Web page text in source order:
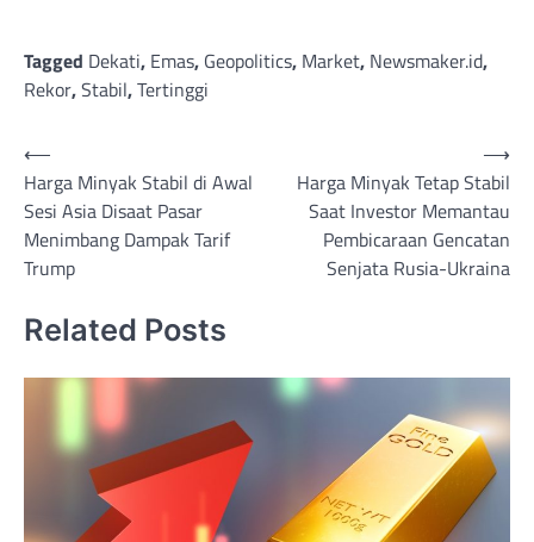
Tagged Dekati, Emas, Geopolitics, Market, Newsmaker.id,
Rekor,Stabil,Tertinggi
Post
navigation
⟵
Harga Minyak Stabil di Awal
Sesi Asia Disaat Pasar
Menimbang Dampak Tarif
Trump
Harga Minyak Tetap Stabil
Saat Investor Memantau
Pembicaraan Gencatan
Senjata Rusia-Ukraina
⟶
Related Posts